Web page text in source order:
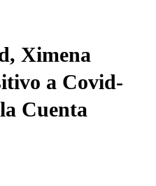
Ximena
a Covid-
Cuenta